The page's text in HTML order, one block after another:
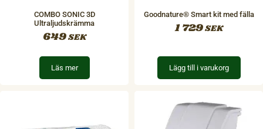
COMBO SONIC 3D
Ultraljudskrämma
649SEK
Läs mer
Goodnature® Smart kit med fälla
1 729SEK
Lägg till i varukorg